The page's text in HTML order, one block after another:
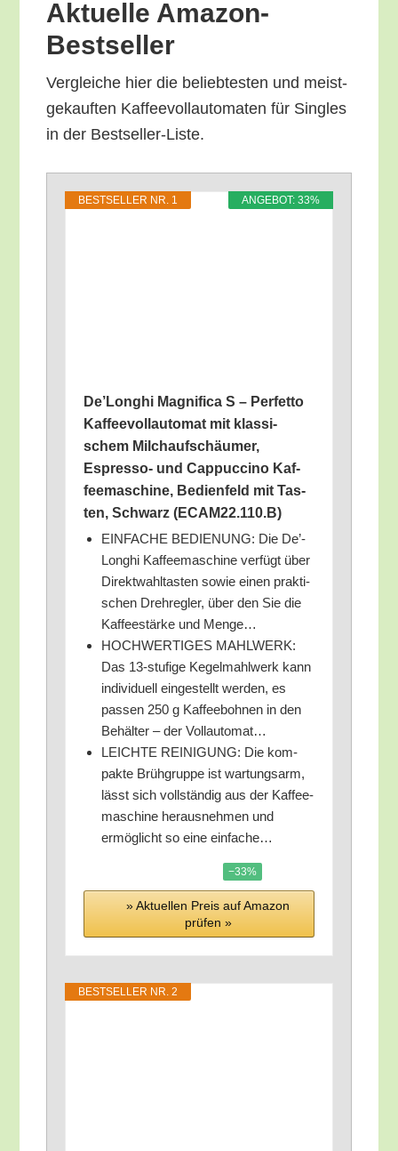
Aktu­el­le Amazon-
Bestseller
Ver­glei­che hier die belieb­tes­ten und meist­
ge­kauf­ten Kaf­fee­voll­au­to­ma­ten für Sin­gles
in der Bestseller-Liste.
ANGE­BOT: 33%
BEST­SEL­LER NR. 1
De’Longhi Magni­fi­ca S – Per­fet­to
Kaf­fee­voll­au­to­mat mit klas­si­
schem Milch­auf­schäu­mer,
Espres­so- und Cap­puc­ci­no Kaf­
fee­ma­schi­ne, Bedien­feld mit Tas­
ten, Schwarz (ECAM22.110.B)
EINFACHE BEDIENUNG: Die De’­
Longhi Kaf­fee­ma­schi­ne ver­fügt über
Direkt­wahl­tas­ten sowie einen prak­ti­
schen Dreh­reg­ler, über den Sie die
Kaf­fee­stär­ke und Menge…
HOCHWERTIGES MAHLWERK:
Das 13-stu­fi­ge Kegel­mahl­werk kann
indi­vi­du­ell ein­ge­stellt wer­den, es
pas­sen 250 g Kaf­fee­boh­nen in den
Behäl­ter – der Vollautomat…
LEICHTE REINIGUNG: Die kom­
pak­te Brüh­grup­pe ist war­tungs­arm,
lässt sich voll­stän­dig aus der Kaf­fee­
ma­schi­ne her­aus­neh­men und
ermög­licht so eine einfache…
−33%
» Aktu­el­len Preis auf Ama­zon
prü­fen »
BEST­SEL­LER NR. 2